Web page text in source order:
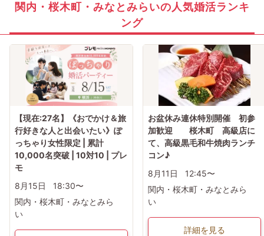
関内・桜木町・みなとみらいの人気婚活ランキ
ング
【現在:27名】《おでかけ＆旅
行好きな人と出会いたい》ぽ
っちゃり女性限定 | 累計
10,000名突破 | 10対10 | プレ
モ
8月15日
18:30〜
関内・桜木町・みなとみら
い
お盆休み連休特別開催 初参
加歓迎 桜木町 高級店に
て、高級黒毛和牛焼肉ランチ
コン♪
8月11日
12:45〜
関内・桜木町・みなとみら
い
詳細を見る